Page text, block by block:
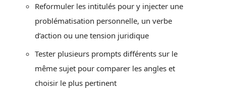
Reformuler les intitulés pour y injecter une
problématisation personnelle, un verbe
d’action ou une tension juridique
Tester plusieurs prompts différents sur le
même sujet pour comparer les angles et
choisir le plus pertinent